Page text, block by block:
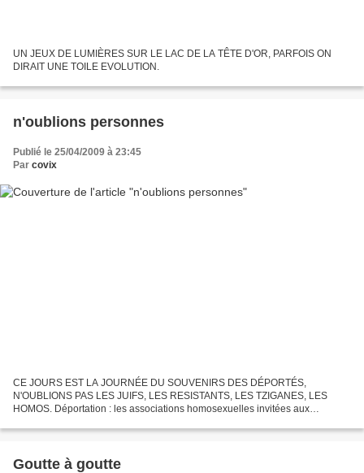
UN JEUX DE LUMIÈRES SUR LE LAC DE LA TÊTE D'OR, PARFOIS ON
DIRAIT UNE TOILE EVOLUTION.
n'oublions personnes
Publié le 25/04/2009 à 23:45
Par covix
CE JOURS EST LA JOURNÉE DU SOUVENIRS DES DÉPORTÉS,
N'OUBLIONS PAS LES JUIFS, LES RESISTANTS, LES TZIGANES, LES
HOMOS. Déportation : les associations homosexuelles invitées aux
avril,...
Goutte à goutte